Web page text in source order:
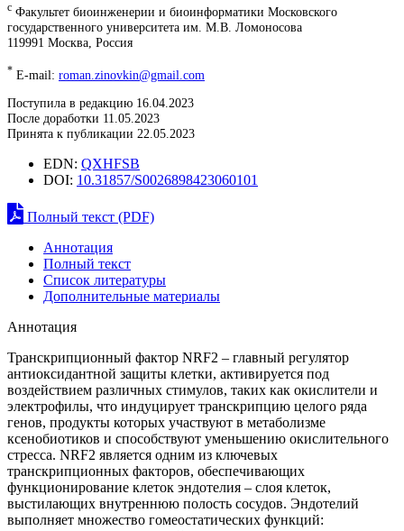
c Факультет биоинженерии и биоинформатики Московского
государственного университета им. М.В. Ломоносова
119991 Москва, Россия
* E-mail: roman.zinovkin@gmail.com
Поступила в редакцию 16.04.2023
После доработки 11.05.2023
Принята к публикации 22.05.2023
EDN: QXHFSB
DOI: 10.31857/S0026898423060101
Полный текст (PDF)
Аннотация
Полный текст
Список литературы
Дополнительные материалы
Аннотация
Транскрипционный фактор NRF2 – главный регулятор
антиоксидантной защиты клетки, активируется под
воздействием различных стимулов, таких как окислители и
электрофилы, что индуцирует транскрипцию целого ряда
генов, продукты которых участвуют в метаболизме
ксенобиотиков и способствуют уменьшению окислительного
стресса. NRF2 является одним из ключевых
транскрипционных факторов, обеспечивающих
функционирование клеток эндотелия – слоя клеток,
выстилающих внутреннюю полость сосудов. Эндотелий
выполняет множество гомеостатических функций: